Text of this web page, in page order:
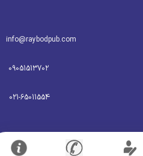
info@raybodpub.com
09051513702
021-65011554